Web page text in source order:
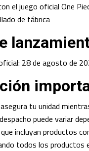
el juego oficial One
de fábrica
28 de agosto de
tu unidad
puede variar
incluyan productos
todos los productos